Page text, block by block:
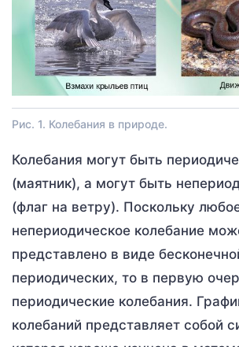
Рис. 1. Колебания в природе.
Колебания могут быть
(маятник), а могут быть
(флаг на ветру). Поскольку
непериодическое колебание
представлено в виде
периодических, то в первую
периодические колебания.
колебаний представляет собой